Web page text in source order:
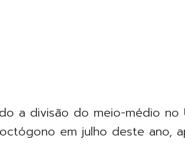
a divisão do meio-médio no
em julho deste ano,